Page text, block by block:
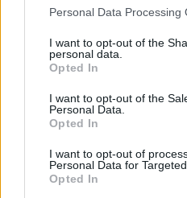
Personal Data Processing
I want to opt-out of the
personal data.
Opted In
I want to opt-out of the
Personal Data.
Opted In
I want to opt-out of
Personal Data for
Opted In
anche il numero di morti civili
Rispondi
Ferdinando
Siccome li definiamo
100.000 persone e portare